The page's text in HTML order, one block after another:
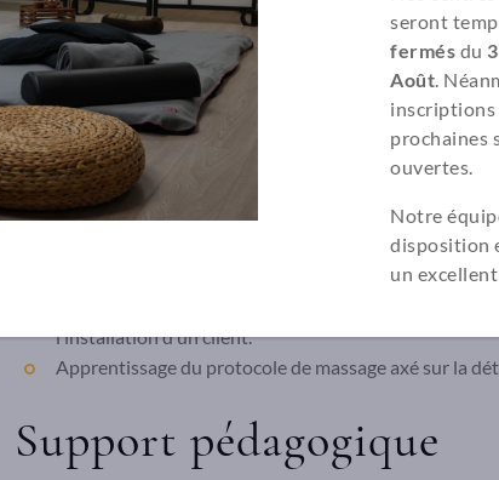
pédagogique
Jour 1, 2, 3 et 4
Accueil des participants.
Présentation du formateur et des participants.
Apprentissage de l’accueil, des précautions, contre-
l’installation d’un client.
Apprentissage du protocole de massage axé sur la
Support pédagogique
seront
fermés du
Août.
inscriptions
prochaines
ouvertes.
Notre
disposition
un